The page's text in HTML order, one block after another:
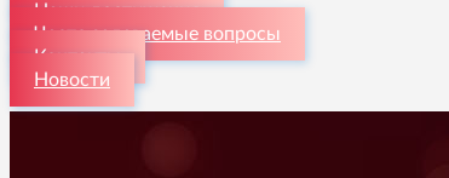
Наши достижения
Часто задаваемые вопросы
Контакты
Новости